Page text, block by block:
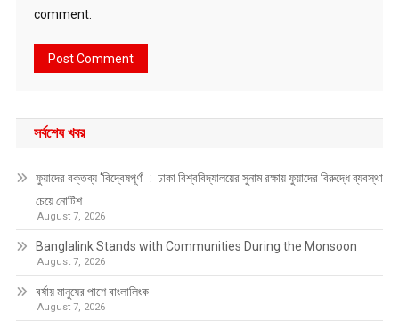
comment.
সর্বশেষ খবর
ফুয়াদের বক্তব্য ‘বিদ্বেষপূর্ণ’ : ঢাকা বিশ্ববিদ্যালয়ের সুনাম রক্ষায় ফুয়াদের বিরুদ্ধে ব্যবস্থা
চেয়ে নোটিশ
August 7, 2026
Banglalink Stands with Communities During the Monsoon
August 7, 2026
বর্ষায় মানুষের পাশে বাংলালিংক
August 7, 2026